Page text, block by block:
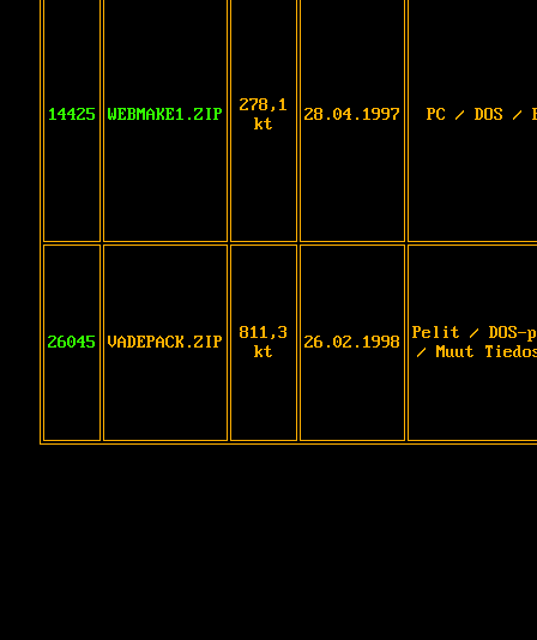
14425 WEBMAKE1.ZIP
278,1
kt
28.04.1997 PC / DOS /
26045 VADEPACK.ZIP
811,3
kt
26.02.1998
Pelit /
/ Muut